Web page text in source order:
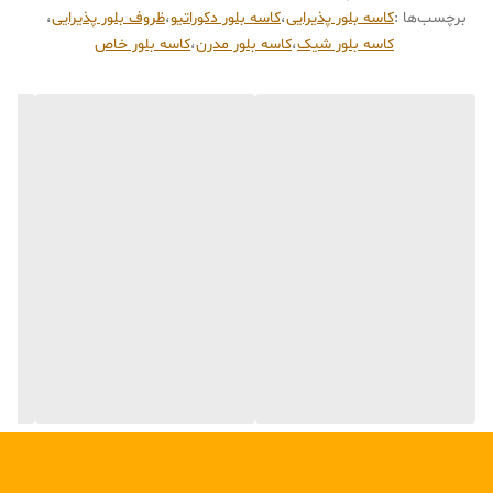
مناسب برای: منزل، مهمانی، هدیه و چیدمان دکوراتیو
سبک: مدرن، شیک، لوکس
برچسب‌ها :کاسه بلور پذیرایی،کاسه بلور دکوراتیو،ظروف بلور پذیرایی،
کاسه بلور شیک،کاسه بلور مدرن،کاسه بلور خاص